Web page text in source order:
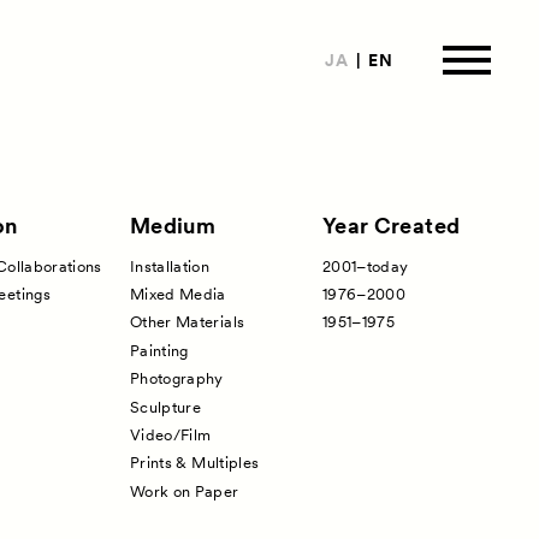
JA EN
来場者向け情報
Medium
Installation
Mixed Media
Other Materials
Painting
Photography
Sculpture
Video/Film
Prints & Multiples
Work on Paper
Year Created
2001–today
1976–2000
1951–1975